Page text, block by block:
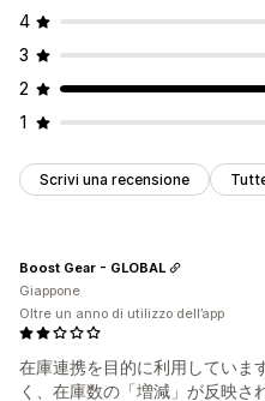
4
3
2
1
Scrivi una recensione
在庫連携を目的に利用していま
く、在庫数の「増減」が反映さ
Boost Gear - GLOBAL
Giappone
Oltre un anno di utilizzo dell’app